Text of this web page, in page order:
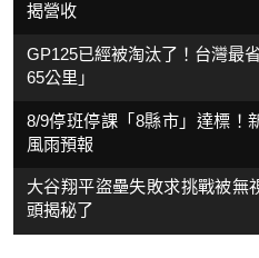
揭營收
GP125已經被淘汰了！台灣
65公里」
8/9停班停課「8縣市」達標
風雨預報
大谷翔平盜壘失敗求挑戰被無
頭揭秘了